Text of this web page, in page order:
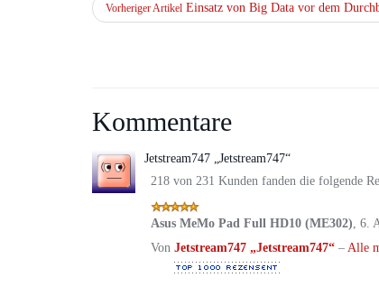
Vorheriger Artikel Einsatz von Big Data vor dem
Kommentare
Jetstream747 „Jetstream747“
218 von 231 Kunden fanden die folgende
Asus MeMo Pad Full HD10 (ME302), 6.
Von Jetstream747 „Jetstream747“ – Alle